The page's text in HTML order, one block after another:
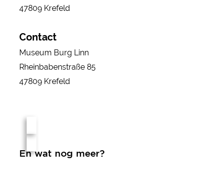
47809 Krefeld
Contact
Museum Burg Linn
Rheinbabenstraße 85
47809 Krefeld
En wat nog meer?